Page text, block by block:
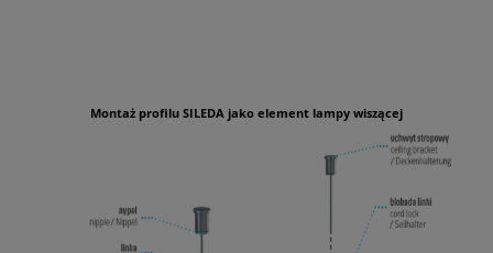
Montaż profilu SILEDA jako element lampy wiszącej